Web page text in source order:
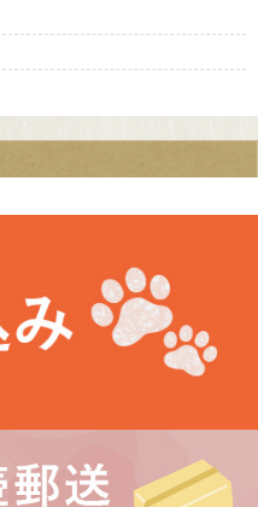
きなりちゃん）
ソルシエールちゃん）